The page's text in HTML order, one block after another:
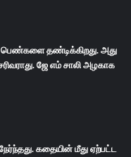
பெண்களை தண்டிக்கிறது. அது
ஜே எம் சாலி அழகாக
கதையின் மீது ஏற்பட்ட